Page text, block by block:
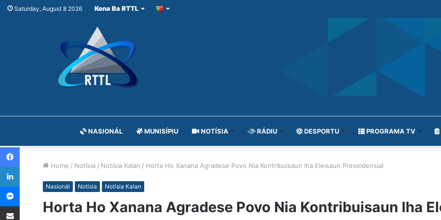
Saturday, August 8 2026 Kona Ba RTTL
NASIONÁL MUNISÍPIU NOTÍSIA RÁDIU DESPORTU PROGRAMA TV
Home / Notísia / Notísia Kalan / Horta Ho Xanana Agradese Povo Nia Kontribuisaun Iha Eleisaun Preseidensial
Nasionál Notísia Notísia Kalan
Horta Ho Xanana Agradese Povo Nia Kontribuisaun Iha
Facebook
LinkedIn
Messenger